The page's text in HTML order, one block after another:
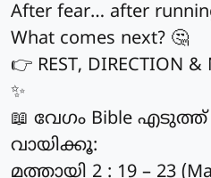
After fear… after
What comes next? 🤔
👉 REST, DIRECTION
✨
📖 വേഗം Bible
വായിക്കൂ:
മത്തായി 2 : 19 – 23